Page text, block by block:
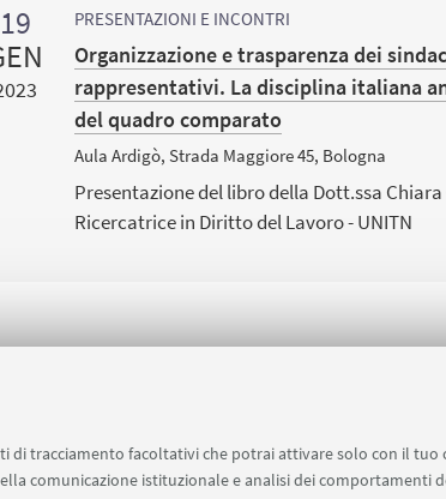
di tracciamento facoltativi che potrai attivare solo con il tuo
comunicazione istituzionale e analisi dei comportamenti
19
PRESENTAZIONI E INCONTRI
Organizzazione e trasparenza dei
rappresentativi. La disciplina italiana
del quadro comparato
Aula Ardigò, Strada Maggiore 45, Bologna
Presentazione del libro della Dott.ssa
Ricercatrice in Diritto del Lavoro - UNITN